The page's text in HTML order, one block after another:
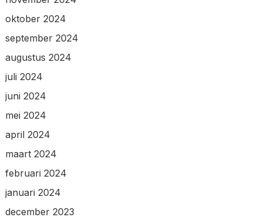
oktober 2024
september 2024
augustus 2024
juli 2024
juni 2024
mei 2024
april 2024
maart 2024
februari 2024
januari 2024
december 2023